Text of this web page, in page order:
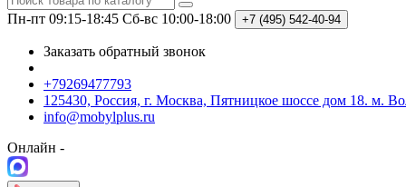
Пн-пт 09:15-18:45 Сб-вс 10:00-18:00 +7 (495) 542-40-94
Заказать обратный звонок
+79269477793
125430, Россия, г. Москва, Пятницкое шоссе дом 18. м.
info@mobylplus.ru
Онлайн -